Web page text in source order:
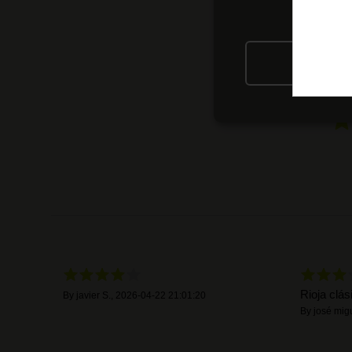
javier S. 2026-04-22 21:01:20 Rioja
josé